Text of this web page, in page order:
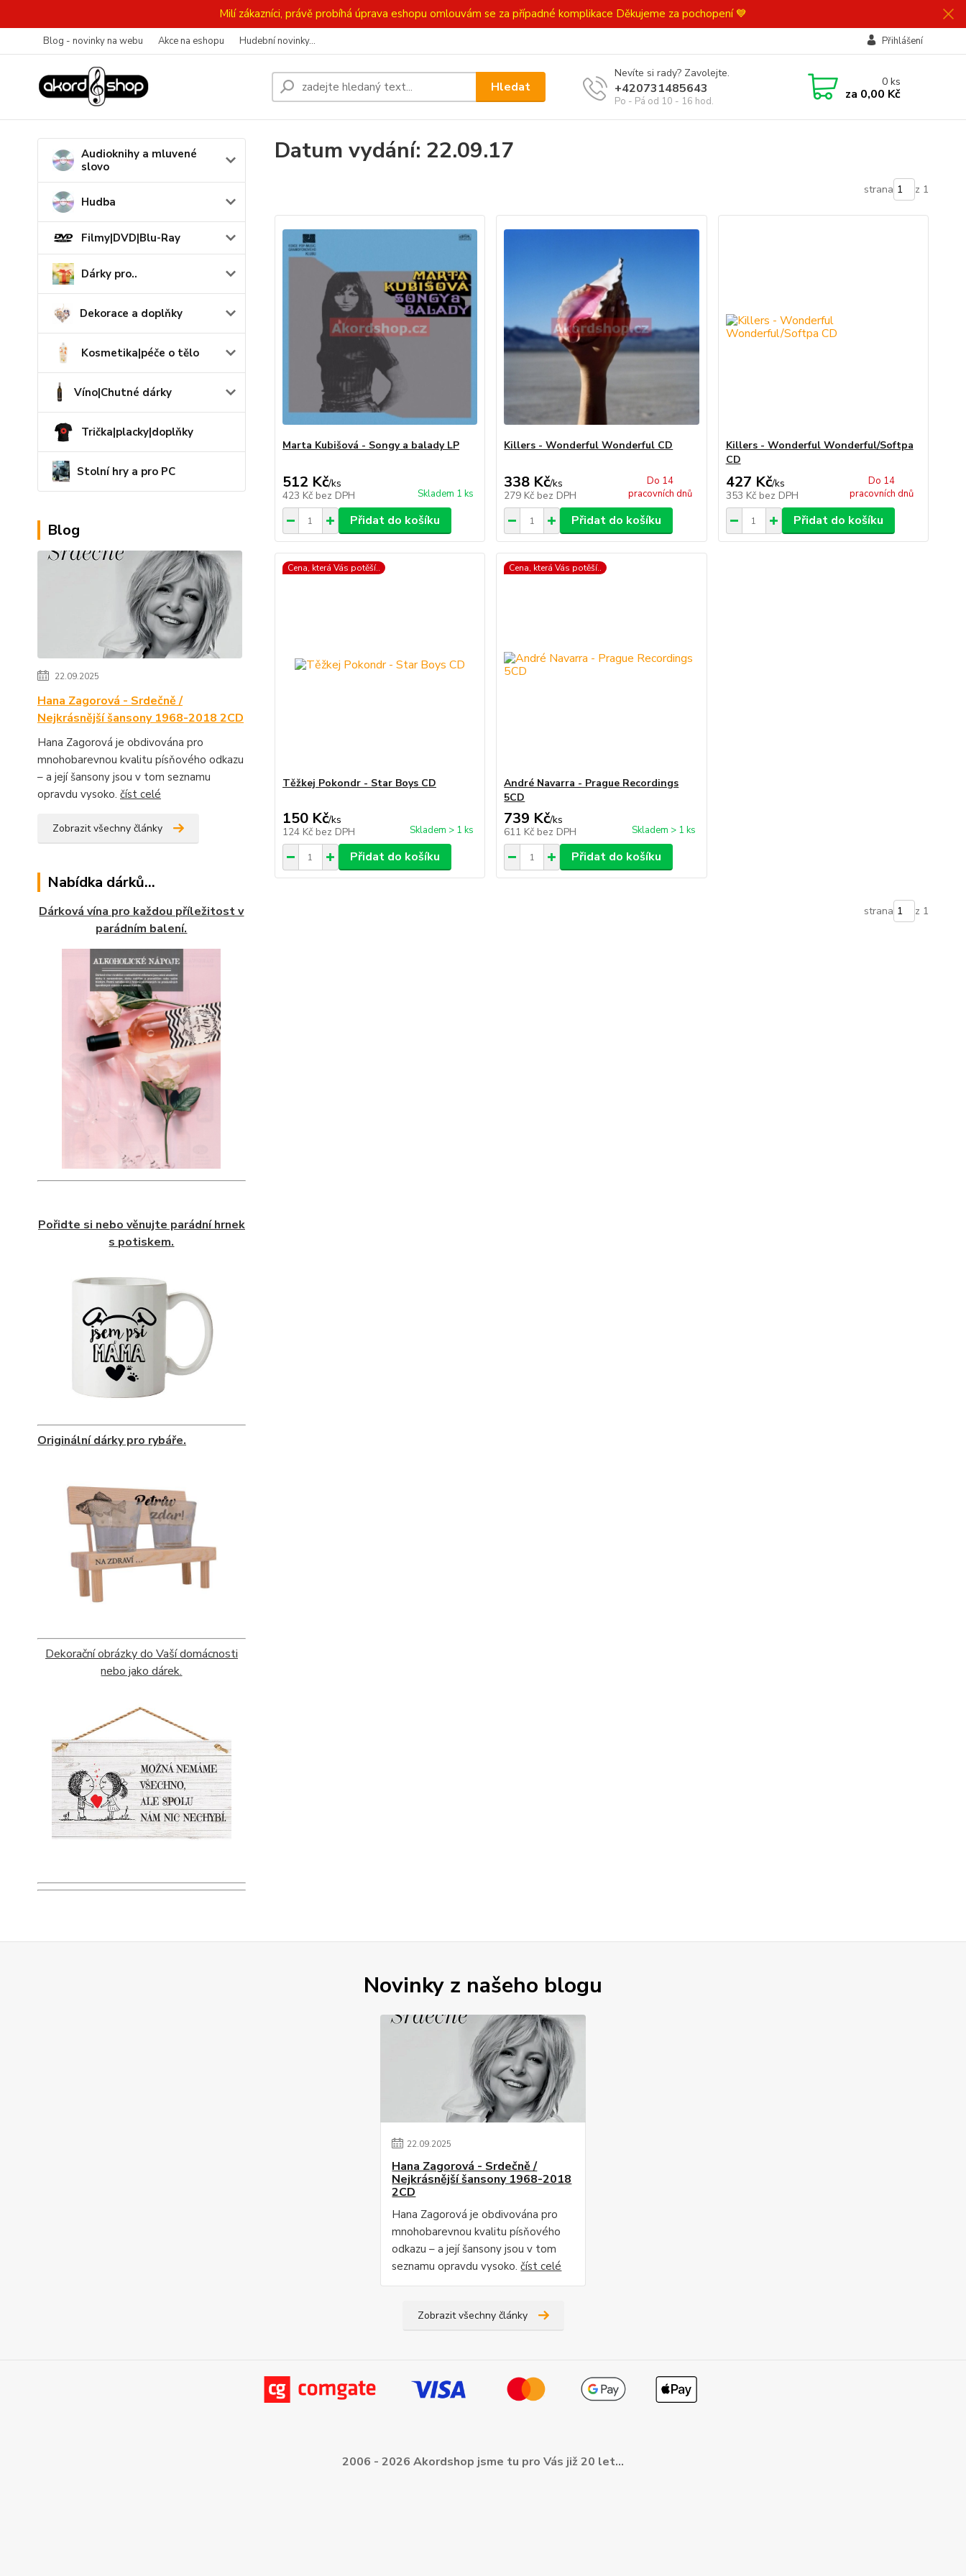
Milí zákazníci, právě probíhá úprava eshopu omlouvám se za případné komplikace Děkujeme za pochopení 💙
Blog - novinky na webu Akce na eshopu Hudební novinky... Přihlášení
Hledat
Nevíte si rady? Zavolejte.
+420731485643
Po - Pá od 10 - 16 hod.
0ks
za 0,00 Kč
Audioknihy a mluvené
slovo
Hudba
Filmy|DVD|Blu-Ray
Dárky pro..
Dekorace a doplňky
Kosmetika|péče o tělo
Víno|Chutné dárky
Trička|placky|doplňky
Stolní hry a pro PC
Blog
22.09.2025
Hana Zagorová - Srdečně /
Nejkrásnější šansony 1968-2018 2CD
Hana Zagorová je obdivována pro
mnohobarevnou kvalitu písňového odkazu
– a její šansony jsou v tom seznamu
opravdu vysoko. číst celé
Zobrazit všechny články
Nabídka dárků...
Dárková vína pro každou příležitost v
parádním balení.
Pořidte si nebo věnujte parádní hrnek
s potiskem.
Originální dárky pro rybáře.
Dekorační obrázky do Vaší domácnosti
nebo jako dárek.
Datum vydání: 22.09.17
strana z 1
Marta Kubišová - Songy a balady LP
512 Kč/ks
423 Kč bez DPH Skladem 1 ks
Přidat do košíku
Killers - Wonderful Wonderful CD
338 Kč/ks
279 Kč bez DPH
Do 14
pracovních dnů
Přidat do košíku
Killers - Wonderful Wonderful/Softpa
CD
427 Kč/ks
353 Kč bez DPH
Do 14
pracovních dnů
Přidat do košíku
Cena, která Vás potěší..
Těžkej Pokondr - Star Boys CD
150 Kč/ks
124 Kč bez DPH Skladem > 1 ks
Přidat do košíku
Cena, která Vás potěší..
André Navarra - Prague Recordings
5CD
739 Kč/ks
611 Kč bez DPH Skladem > 1 ks
Přidat do košíku
strana z 1
Novinky z našeho blogu
22.09.2025
Hana Zagorová - Srdečně /
Nejkrásnější šansony 1968-2018
2CD
Hana Zagorová je obdivována pro
mnohobarevnou kvalitu písňového
odkazu – a její šansony jsou v tom
seznamu opravdu vysoko.číst celé
Zobrazit všechny články
2006 - 2026 Akordshop jsme tu pro Vás již 20 let...